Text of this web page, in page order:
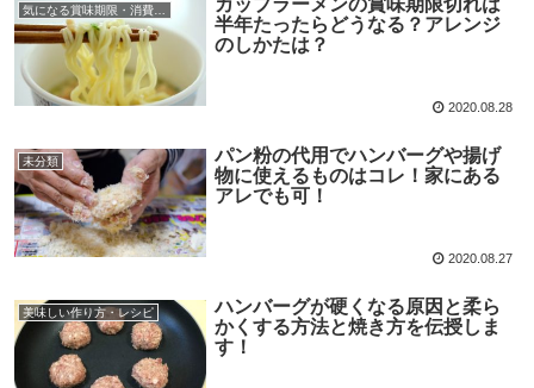
気になる賞味期限・消費期限
カップラーメンの賞味期限切れは
半年たったらどうなる？アレンジ
のしかたは？
2020.08.28
未分類
パン粉の代用でハンバーグや揚げ
物に使えるものはコレ！家にある
アレでも可！
2020.08.27
美味しい作り方・レシピ
ハンバーグが硬くなる原因と柔ら
かくする方法と焼き方を伝授しま
す！